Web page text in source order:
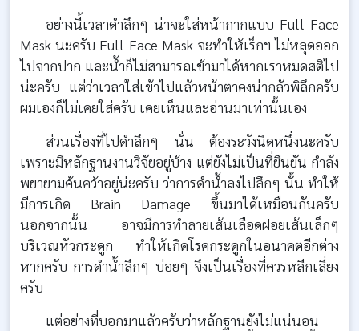
อย่างนี้เวลาดำลึกๆ น่าจะใส่หน้ากากแบบ Full Face
Mask นะครับ Full Face Mask จะทำให้เร็กฯ ไม่หลุดออก
ไปจากปาก และน้ำก็ไม่สามารถเข้ามาได้หากเราหมดสติไป
น่ะครับ แต่ว่าเวลาใส่เข้าไปแล้วหน้าตาคงน่ากลัวพิลึกครับ
ผมเองก็ไม่เคยใส่ครับ เคยเห็นและอ่านมาเท่านั้นเอง
ส่วนเรื่องที่ไปดำลึกๆ นั่น ต้องระวังนิดหนึ่งนะครับ
เพราะมีหลักฐานงานวิจัยอยู่บ้าง แต่ยังไม่เป็นที่ยืนยัน กำลัง
พยายามค้นคว้าอยู่น่ะครับ ว่าการดำน้ำลงไปลึกๆ นั้น ทำให้
มีการเกิด Brain Damage ขึ้นมาได้เหมือนกันครับ
นอกจากนั้น อาจมีการทำลายเส้นเลือดฝอยเส้นเล็กๆ
บริเวณหัวกระดูก ทำให้เกิดโรคกระดูกในอนาคตอีกต่าง
หากครับ การดำน้ำลึกๆ บ่อยๆ จึงเป็นเรื่องที่ควรหลีกเลี่ยง
ครับ
แต่อย่างที่บอกมาแล้วครับว่าหลักฐานยังไม่แน่นอน